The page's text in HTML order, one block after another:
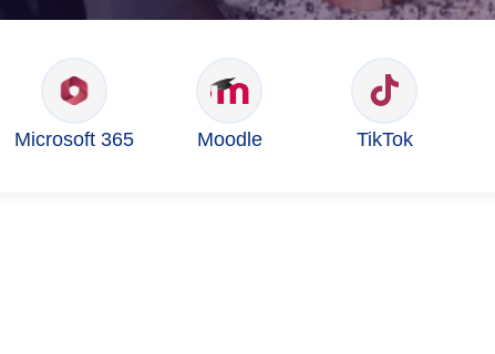
Microsoft 365 Moodle TikTok